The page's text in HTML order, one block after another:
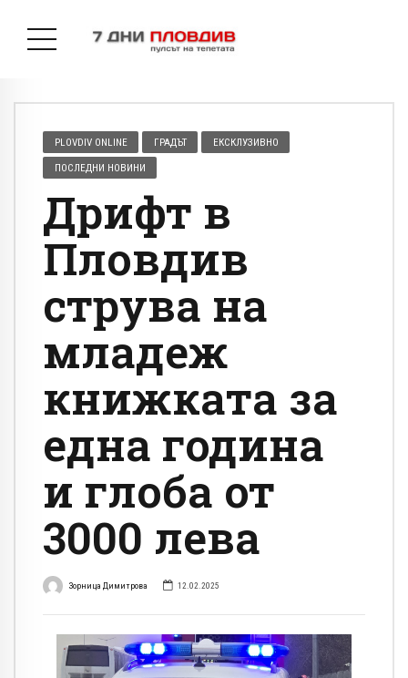
PLOVDIV ONLINE ГРАДЪТ ЕКСКЛУЗИВНО
ПОСЛЕДНИ НОВИНИ
Дрифт в
Пловдив
струва на
младеж
книжката за
една година
и глоба от
3000 лева
Зорница Димитрова 12.02.2025